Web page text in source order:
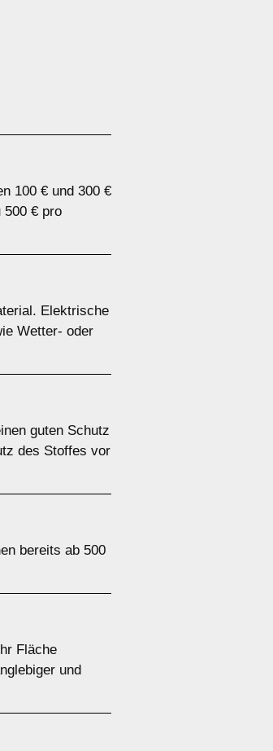
100 € und 300 €
500 € pro
Elektrische
Wetter- oder
guten Schutz
des Stoffes vor
bereits ab 500
Fläche
und